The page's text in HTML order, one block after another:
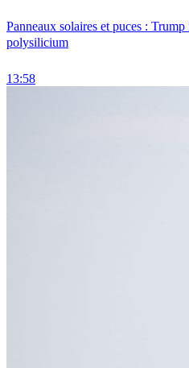
Panneaux solaires et puces :
polysilicium
13:58